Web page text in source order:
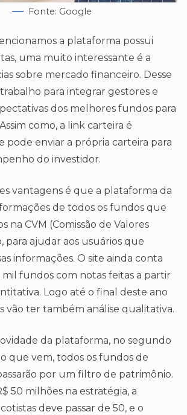
Fonte: Google
a plataforma possui
uma muito interessante é a
sobre mercado financeiro. Desse
para integrar gestores e
dos melhores fundos para
como, a link carteira é
pode enviar a própria carteira para
do investidor.
vantagens é que a plataforma da
de todos os fundos que
na CVM (Comissão de Valores
para ajudar aos usuários que
informações. O site ainda conta
fundos com notas feitas a partir
Logo até o final deste ano
vão ter também análise qualitativa.
da plataforma, no segundo
que vem, todos os fundos de
por um filtro de patrimônio.
50 milhões na estratégia, a
deve passar de 50, e o